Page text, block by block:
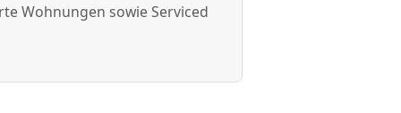
Wohnungen sowie Serviced